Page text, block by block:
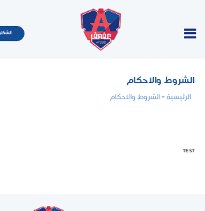
الشروط والاحكام
الرئيسية - الشروط والاحكام
TEST